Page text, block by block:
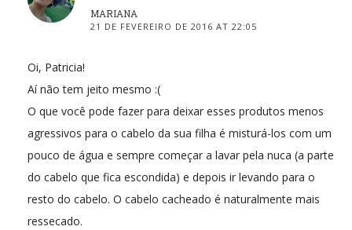
MARIANA
21 DE FEVEREIRO DE 2016 AT 22:05
Oi, Patricia!
Aí não tem jeito mesmo :(
O que você pode fazer para deixar esses produtos menos
agressivos para o cabelo da sua filha é misturá-los com um
pouco de água e sempre começar a lavar pela nuca (a parte
do cabelo que fica escondida) e depois ir levando para o
resto do cabelo. O cabelo cacheado é naturalmente mais
ressecado.